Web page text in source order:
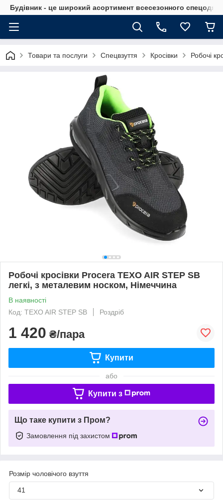
Будівник - це широкий асортимент всесезонного спецодягу
Товари та послуги Спецвзуття Кросівки Робочі
Робочі кросівки Procera TEXO AIR STEP SB
легкі, з металевим носком, Німеччина
В наявності
Код: TEXO AIR STEP SB
Роздріб
1 420 ₴/пара
Купити
або
Купити з
Що таке купити з Пром?
Замовлення під захистом
Розмір чоловічого взуття
41